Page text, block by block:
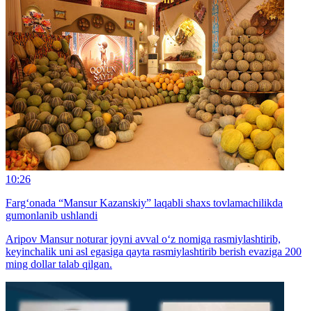
10:26
Farg‘onada “Mansur Kazanskiy” laqabli shaxs tovlamachilikda
gumonlanib ushlandi
Aripov Mansur noturar joyni avval o‘z nomiga rasmiylashtirib,
keyinchalik uni asl egasiga qayta rasmiylashtirib berish evaziga 200
ming dollar talab qilgan.